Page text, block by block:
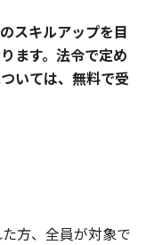
スキルアップを目
ます。法令で定め
いては、無料で受
方、全員が対象で